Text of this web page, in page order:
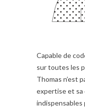
Capable de
sur toutes les
Thomas n’est
expertise et sa
indispensables